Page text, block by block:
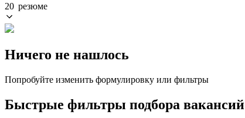
20 резюме
Ничего не нашлось
Попробуйте изменить формулировку или фильтры
Быстрые фильтры подбора вакансий